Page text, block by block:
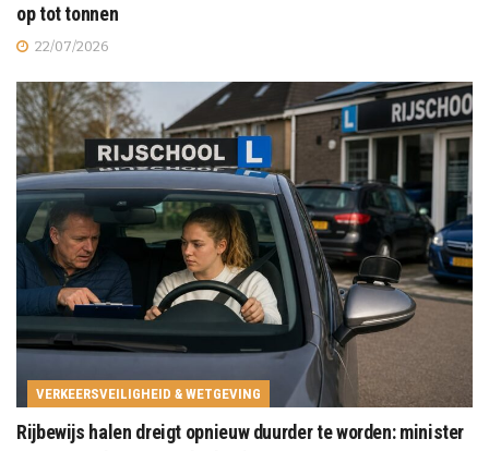
op tot tonnen
22/07/2026
VERKEERSVEILIGHEID & WETGEVING
Rijbewijs halen dreigt opnieuw duurder te worden: minister